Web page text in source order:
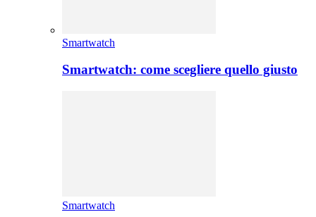
Smartwatch
Smartwatch: come scegliere quello giusto
Smartwatch